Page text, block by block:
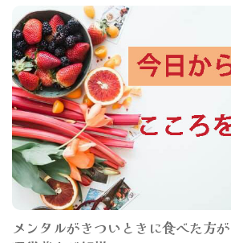
メンタルがきついときに食べた方